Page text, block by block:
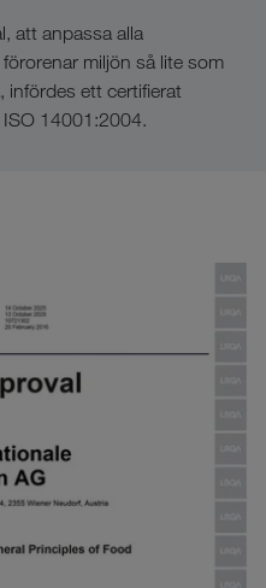
att anpassa alla
miljön så lite som
infördes ett certifierat
14001:2004.